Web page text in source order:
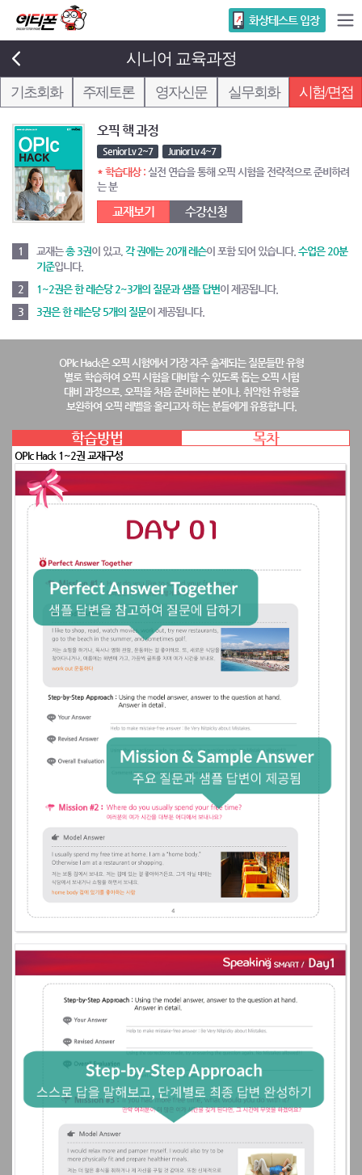
화상테스트 입장
시니어 교육과정
기초회화 주제토론 영자신문 실무회화 시험/면접
오픽 핵 과정
Senior Lv 2~7 Junior Lv 4~7
* 학습대상 : 실전 연습을 통해 오픽 시험을 전략적으로 준비하려
는 분
교재보기 수강신청
1 교재는총 3권이 있고, 각 권에는 20개 레슨이 포함 되어 있습니다. 수업은 20분
기준입니다.
2
1~2권은 한 레슨당 2~3개의 질문과 샘플 답변이 제공됩니다.
3
3권은 한 레슨당 5개의 질문이 제공됩니다.
OPIc Hack은 오픽 시험에서 가장 자주 출제되는 질문들만 유형
별로 학습하여 오픽 시험을 대비할 수 있도록 돕는 오픽 시험
대비 과정으로, 오픽을 처음 준비하는 분이나, 취약한 유형을
보완하여 오픽 레벨을 올리고자 하는 분들에게 유용합니다.
학습방법 목차
OPIc Hack 1~2권 교재구성